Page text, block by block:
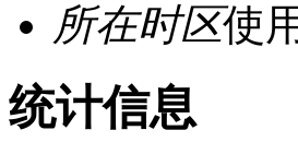
所在时区使
统计信息